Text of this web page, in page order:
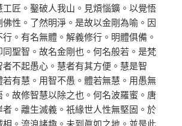
工匠。鑿破人我山。見煩惱鑛。以覺悟
性。了然明淨。是故以金剛為喻。因
。有名無體。解義修行。明體俱備。
聖智。故名金剛也。何名般若。是梵
者不起愚心。慧者有其方便。慧是智
若有慧。用智不愚。體若無慧。用愚無
故修智慧以除之也。何名波羅蜜。唐
。離生滅義。祇緣世人性無堅固。於
。流浪諸趣。未到眞如之地。並是此